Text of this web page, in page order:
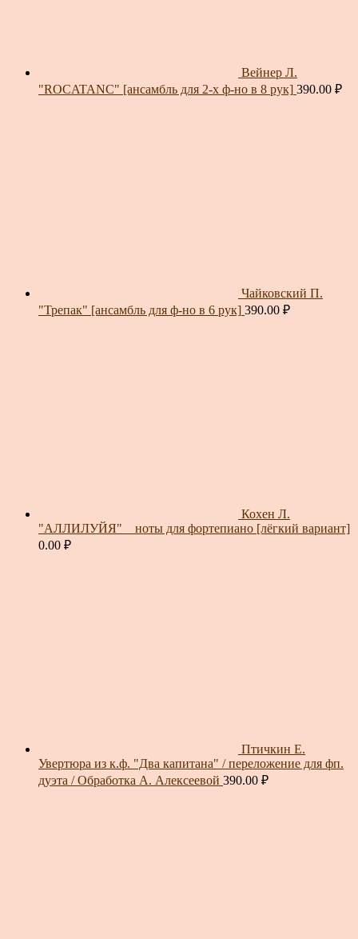
Вейнер Л.
"ROCATANC" [ансамбль для 2-х ф-но в 8 рук] 390.00 ₽
Чайковский П.
"Трепак" [ансамбль для ф-но в 6 рук] 390.00 ₽
Кохен Л.
"АЛЛИЛУЙЯ" _ ноты для фортепиано [лёгкий вариант]
0.00 ₽
Птичкин Е.
Увертюра из к.ф. "Два капитана" / переложение для фп.
дуэта / Обработка А. Алексеевой 390.00 ₽